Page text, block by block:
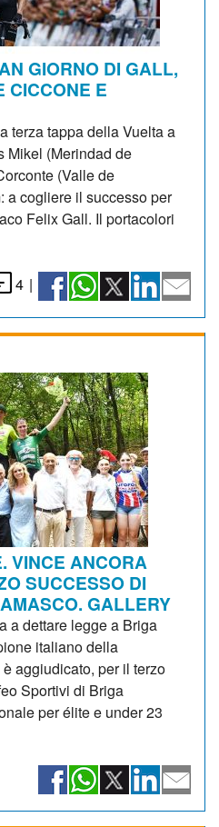
GIORNO DI GALL,
CICCONE E
terza tappa della Vuelta a
Mikel (Merindad de
(Valle de
a cogliere il successo per
Felix Gall. Il portacolori
4 |
VINCE ANCORA
SUCCESSO DI
GALLERY
a dettare legge a Briga
italiano della
aggiudicato, per il terzo
Sportivi di Briga
per élite e under 23